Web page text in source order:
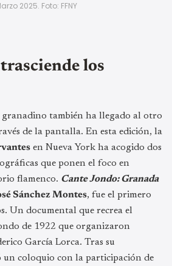
2025. Foto: FFNY
los
también ha llegado al otro
de la pantalla. En esta edición, la
en Nueva York ha acogido dos
que ponen el foco en
flamenco. Cante Jondo: Granada
Sánchez Montes, fue el primero
Un documental que recrea el
de 1922 que organizaron
García Lorca. Tras su
un coloquio con la participación de